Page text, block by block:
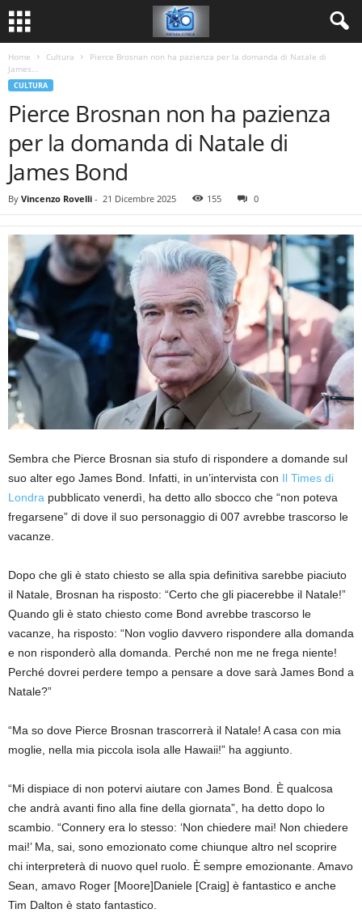
Home Cultura
Pierce Brosnan non ha pazienza per la domanda di Natale di
James...
CULTURA
Pierce Brosnan non ha pazienza
per la domanda di Natale di
James Bond
By Vincenzo Rovelli - 21 Dicembre 2025 155 0
Sembra che Pierce Brosnan sia stufo di rispondere a domande sul
suo alter ego James Bond. Infatti, in un’intervista con Il Times di
Londra pubblicato venerdì, ha detto allo sbocco che “non poteva
fregarsene” di dove il suo personaggio di 007 avrebbe trascorso le
vacanze.
Dopo che gli è stato chiesto se alla spia definitiva sarebbe piaciuto
il Natale, Brosnan ha risposto: “Certo che gli piacerebbe il Natale!”
Quando gli è stato chiesto come Bond avrebbe trascorso le
vacanze, ha risposto: “Non voglio davvero rispondere alla domanda
e non risponderò alla domanda. Perché non me ne frega niente!
Perché dovrei perdere tempo a pensare a dove sarà James Bond a
Natale?”
“Ma so dove Pierce Brosnan trascorrerà il Natale! A casa con mia
moglie, nella mia piccola isola alle Hawaii!” ha aggiunto.
“Mi dispiace di non potervi aiutare con James Bond. È qualcosa
che andrà avanti fino alla fine della giornata”, ha detto dopo lo
scambio. “Connery era lo stesso: ‘Non chiedere mai! Non chiedere
mai!’ Ma, sai, sono emozionato come chiunque altro nel scoprire
chi interpreterà di nuovo quel ruolo. È sempre emozionante. Amavo
Sean, amavo Roger [Moore]Daniele [Craig] è fantastico e anche
Tim Dalton è stato fantastico.